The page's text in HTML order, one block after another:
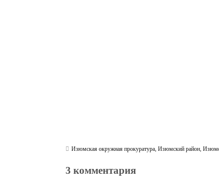
Изюмская окружная прокуратура ,Изюмский район ,
3 комментария